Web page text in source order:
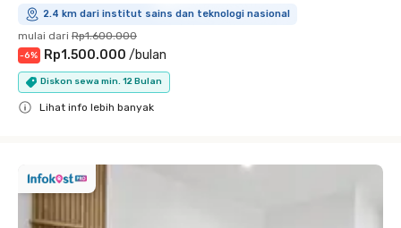
2.4 km dari institut sains dan teknologi nasional
mulai dari Rp1.600.000
-6% Rp1.500.000 /bulan
Diskon sewa min. 12 Bulan
Lihat info lebih banyak